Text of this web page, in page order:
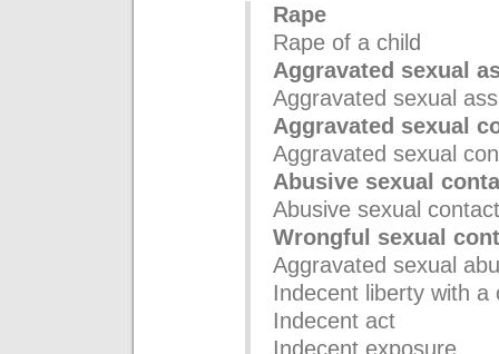
Rape
Rape of a child
Aggravated sexual
Aggravated sexual
Aggravated sexual
Aggravated sexual
Abusive sexual
Abusive sexual
Wrongful sexual
Aggravated sexual
Indecent liberty with a
Indecent act
Indecent exposure